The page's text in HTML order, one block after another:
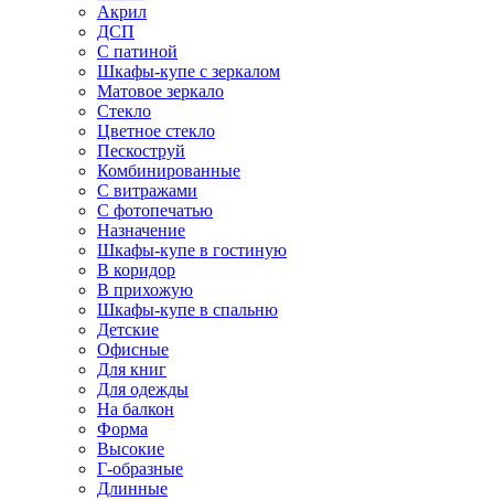
Акрил
ДСП
С патиной
Шкафы-купе с зеркалом
Матовое зеркало
Стекло
Цветное стекло
Пескоструй
Комбинированные
С витражами
С фотопечатью
Назначение
Шкафы-купе в гостиную
В коридор
В прихожую
Шкафы-купе в спальню
Детские
Офисные
Для книг
Для одежды
На балкон
Форма
Высокие
Г-образные
Длинные